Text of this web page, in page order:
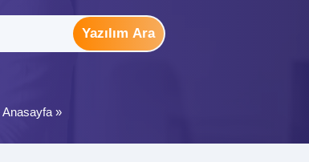
Yazılım Ara
Anasayfa »